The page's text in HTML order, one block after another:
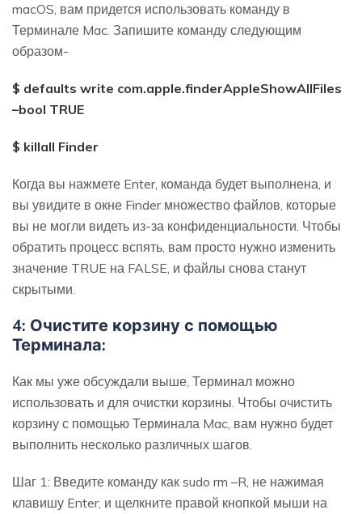
macOS, вам придется использовать команду в
Терминале Mac. Запишите команду следующим
образом-
$ defaults write com.apple.finderAppleShowAllFiles
–bool TRUE
$ killall Finder
Когда вы нажмете Enter, команда будет выполнена, и
вы увидите в окне Finder множество файлов, которые
вы не могли видеть из-за конфиденциальности. Чтобы
обратить процесс вспять, вам просто нужно изменить
значение TRUE на FALSE, и файлы снова станут
скрытыми.
4: Очистите корзину с помощью
Терминала:
Как мы уже обсуждали выше, Терминал можно
использовать и для очистки корзины. Чтобы очистить
корзину с помощью Терминала Mac, вам нужно будет
выполнить несколько различных шагов.
Шаг 1: Введите команду как sudo rm –R, не нажимая
клавишу Enter, и щелкните правой кнопкой мыши на